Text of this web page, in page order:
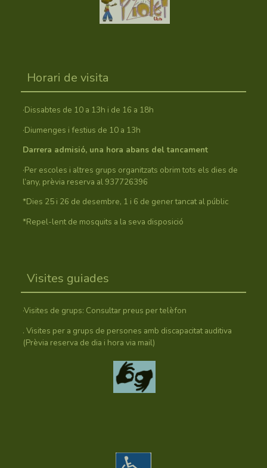
Horari de visita
·Dissabtes de 10 a 13h i de 16 a 18h
·Diumenges i festius de 10 a 13h
Darrera admisió, una hora abans del tancament
·Per escoles i altres grups organitzats obrim tots els dies de
l’any, prèvia reserva al 937726396
*Dies 25 i 26 de desembre, 1 i 6 de gener tancat al públic
*Repel-lent de mosquits a la seva disposició
Visites guiades
·Visites de grups: Consultar preus per telèfon
. Visites per a grups de persones amb discapacitat auditiva
(Prèvia reserva de dia i hora via mail)